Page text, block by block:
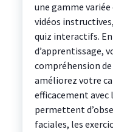
une gamme variée
vidéos
quiz interactifs.
d’apprentissage,
compréhension
améliorez votre
efficacement avec
permettent
faciales, les